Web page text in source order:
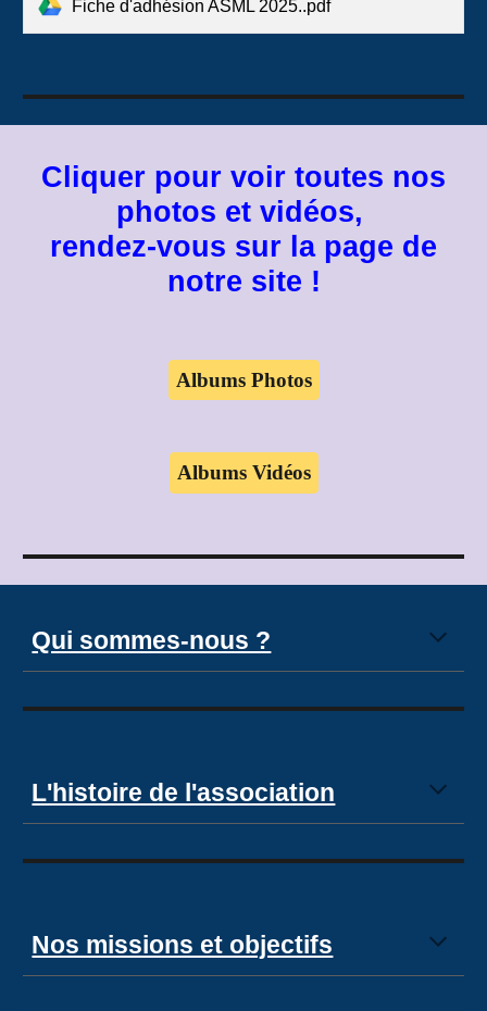
Fiche d'adhésion ASML 2025..pdf
Cliquer pour voir toutes nos
photos et vidéos,
rendez-vous sur la page de
notre site !
Albums Photos
Albums Vidéos
Qui sommes-nous ?
L'histoire de l'association
Nos missions et objectifs